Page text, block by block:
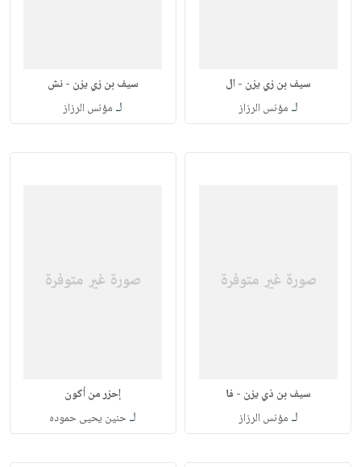
سيف بن زي يزن - ال
لـ مؤنس الرزاز
سيف بن زي يزن - نش
لـ مؤنس الرزاز
سيف بن ذي يزن - فا
لـ مؤنس الرزاز
إحزر من أكون
لـحنين يحيى حموده